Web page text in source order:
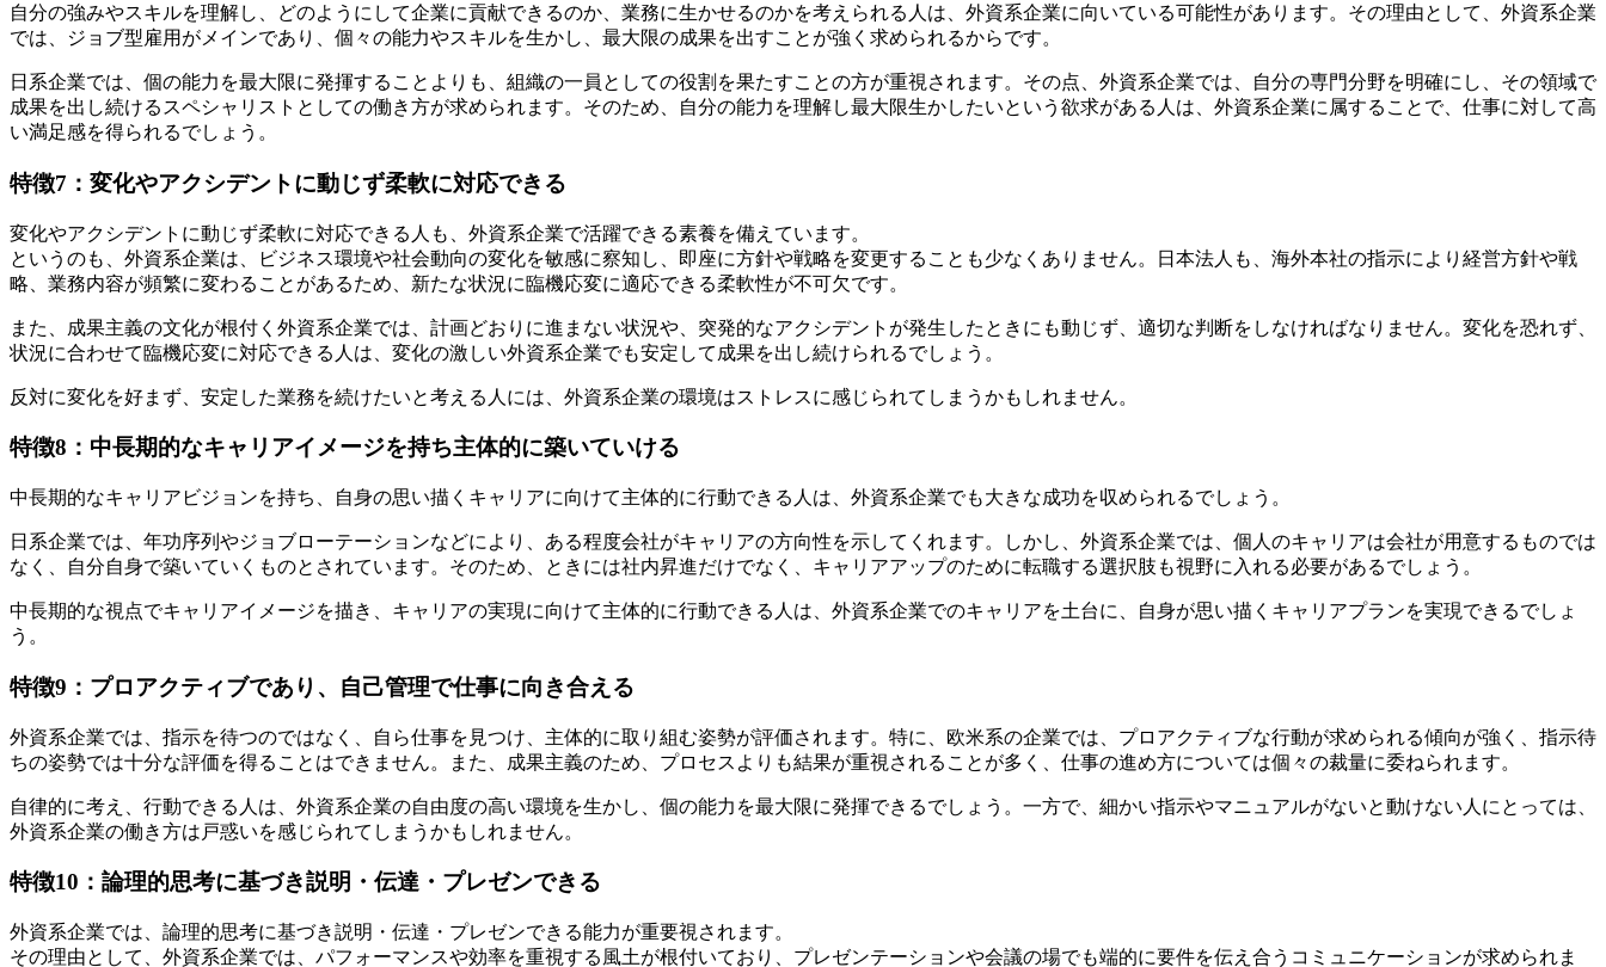
自分の強みやスキルを理解し、どのようにして企業に貢献できるのか、業務に生かせるのかを考えられる人は、外資系企業に向いている可能性があります。その理由として、外資系企業
では、ジョブ型雇用がメインであり、個々の能力やスキルを生かし、最大限の成果を出すことが強く求められるからです。
日系企業では、個の能力を最大限に発揮することよりも、組織の一員としての役割を果たすことの方が重視されます。その点、外資系企業では、自分の専門分野を明確にし、その領域で
成果を出し続けるスペシャリストとしての働き方が求められます。そのため、自分の能力を理解し最大限生かしたいという欲求がある人は、外資系企業に属することで、仕事に対して高
い満足感を得られるでしょう。
特徴7：変化やアクシデントに動じず柔軟に対応できる
変化やアクシデントに動じず柔軟に対応できる人も、外資系企業で活躍できる素養を備えています。
というのも、外資系企業は、ビジネス環境や社会動向の変化を敏感に察知し、即座に方針や戦略を変更することも少なくありません。日本法人も、海外本社の指示により経営方針や戦
略、業務内容が頻繁に変わることがあるため、新たな状況に臨機応変に適応できる柔軟性が不可欠です。
また、成果主義の文化が根付く外資系企業では、計画どおりに進まない状況や、突発的なアクシデントが発生したときにも動じず、適切な判断をしなければなりません。変化を恐れず、
状況に合わせて臨機応変に対応できる人は、変化の激しい外資系企業でも安定して成果を出し続けられるでしょう。
反対に変化を好まず、安定した業務を続けたいと考える人には、外資系企業の環境はストレスに感じられてしまうかもしれません。
特徴8：中長期的なキャリアイメージを持ち主体的に築いていける
中長期的なキャリアビジョンを持ち、自身の思い描くキャリアに向けて主体的に行動できる人は、外資系企業でも大きな成功を収められるでしょう。
日系企業では、年功序列やジョブローテーションなどにより、ある程度会社がキャリアの方向性を示してくれます。しかし、外資系企業では、個人のキャリアは会社が用意するものでは
なく、自分自身で築いていくものとされています。そのため、ときには社内昇進だけでなく、キャリアアップのために転職する選択肢も視野に入れる必要があるでしょう。
中長期的な視点でキャリアイメージを描き、キャリアの実現に向けて主体的に行動できる人は、外資系企業でのキャリアを土台に、自身が思い描くキャリアプランを実現できるでしょ
う。
特徴9：プロアクティブであり、自己管理で仕事に向き合える
外資系企業では、指示を待つのではなく、自ら仕事を見つけ、主体的に取り組む姿勢が評価されます。特に、欧米系の企業では、プロアクティブな行動が求められる傾向が強く、指示待
ちの姿勢では十分な評価を得ることはできません。また、成果主義のため、プロセスよりも結果が重視されることが多く、仕事の進め方については個々の裁量に委ねられます。
自律的に考え、行動できる人は、外資系企業の自由度の高い環境を生かし、個の能力を最大限に発揮できるでしょう。一方で、細かい指示やマニュアルがないと動けない人にとっては、
外資系企業の働き方は戸惑いを感じられてしまうかもしれません。
特徴10：論理的思考に基づき説明・伝達・プレゼンできる
外資系企業では、論理的思考に基づき説明・伝達・プレゼンできる能力が重要視されます。
その理由として、外資系企業では、パフォーマンスや効率を重視する風土が根付いており、プレゼンテーションや会議の場でも端的に要件を伝え合うコミュニケーションが求められま